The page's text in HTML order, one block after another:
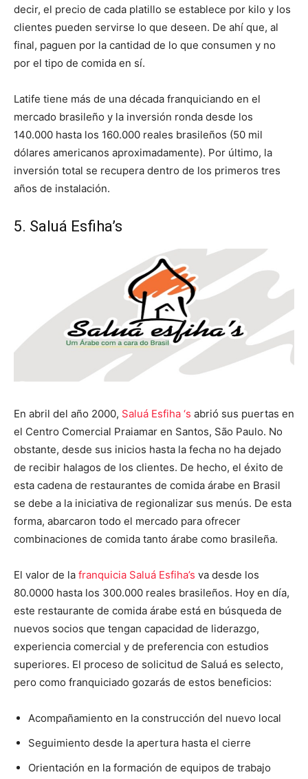
decir, el precio de cada platillo se establece por kilo y los
clientes pueden servirse lo que deseen. De ahí que, al
final, paguen por la cantidad de lo que consumen y no
por el tipo de comida en sí.
Latife tiene más de una década franquiciando en el
mercado brasileño y la inversión ronda desde los
140.000 hasta los 160.000 reales brasileños (50 mil
dólares americanos aproximadamente). Por último, la
inversión total se recupera dentro de los primeros tres
años de instalación.
5. Saluá Esfiha’s
En abril del año 2000, Saluá Esfiha ‘s abrió sus puertas en
el Centro Comercial Praiamar en Santos, São Paulo. No
obstante, desde sus inicios hasta la fecha no ha dejado
de recibir halagos de los clientes. De hecho, el éxito de
esta cadena de restaurantes de comida árabe en Brasil
se debe a la iniciativa de regionalizar sus menús. De esta
forma, abarcaron todo el mercado para ofrecer
combinaciones de comida tanto árabe como brasileña.
El valor de la franquicia Saluá Esfiha’s va desde los
80.0000 hasta los 300.000 reales brasileños. Hoy en día,
este restaurante de comida árabe está en búsqueda de
nuevos socios que tengan capacidad de liderazgo,
experiencia comercial y de preferencia con estudios
superiores. El proceso de solicitud de Saluá es selecto,
pero como franquiciado gozarás de estos beneficios:
Acompañamiento en la construcción del nuevo local
Seguimiento desde la apertura hasta el cierre
Orientación en la formación de equipos de trabajo